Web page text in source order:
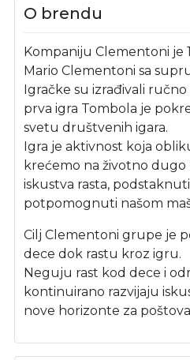
O brendu
Kompaniju Clementoni je
Mario Clementoni sa
Igračke su izrađivali
prva igra Tombola je
svetu društvenih igara.
Igra je aktivnost koja
krećemo na životno
iskustva rasta,
potpomognuti našom
Cilj Clementoni grupe je
dece dok rastu kroz igru.
Neguju rast kod dece i
kontinuirano razvijaju
nove horizonte za